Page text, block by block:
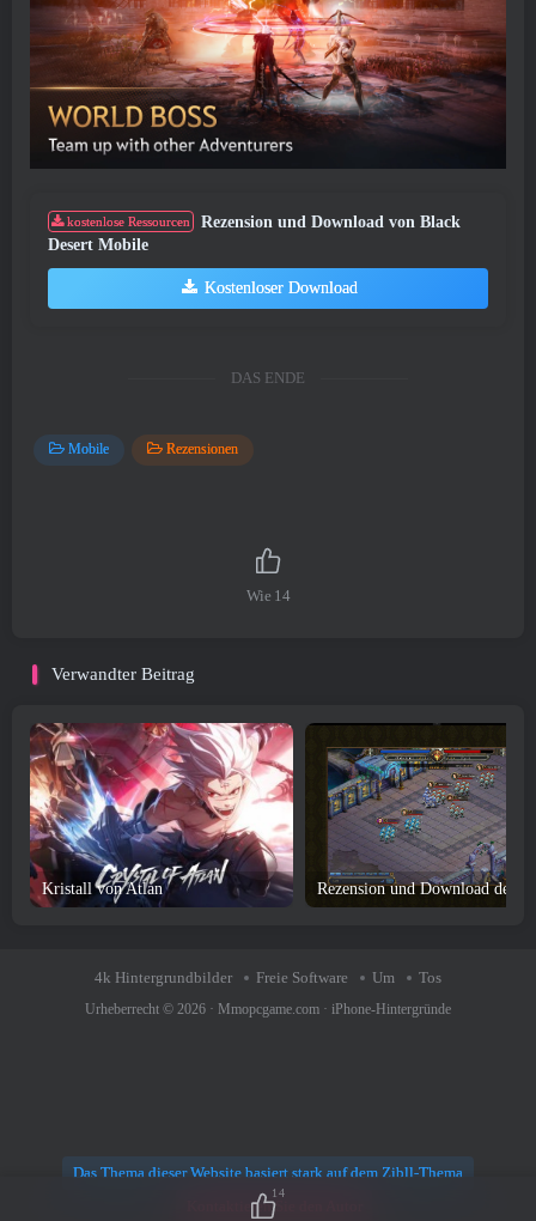
kostenlose Ressourcen
Rezension und Download von Black
Desert Mobile
Kostenloser Download
DAS ENDE
Mobile Rezensionen
Wie 14
Verwandter Beitrag
Kristall von Atlan
4k Hintergrundbilder Freie Software Um Tos
Urheberrecht © 2026 · Mmopcgame.com · iPhone-Hintergründe
14
Das Thema dieser Website basiert stark auf dem Zibll-Thema
Kontaktieren Sie den Autor